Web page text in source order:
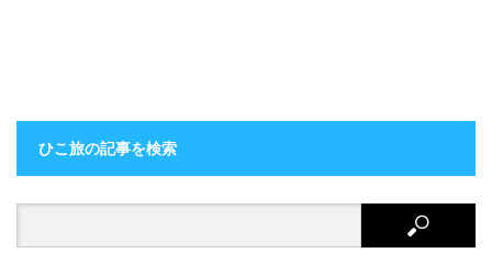
ひこ旅の記事を検索